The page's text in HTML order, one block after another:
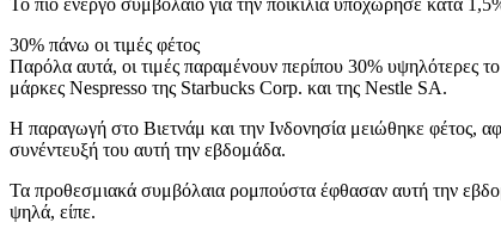
Το πιο ενεργό συμβόλαιο για την ποικιλία υποχώρησε κατά
30% πάνω οι τιμές φέτος
Παρόλα αυτά, οι τιμές παραμένουν περίπου 30% υψηλότερες το
μάρκες Nespresso της Starbucks Corp. και της Nestle SA.
Η παραγωγή στο Βιετνάμ και την Ινδονησία μειώθηκε φέτος,
συνέντευξή του αυτή την εβδομάδα.
Τα προθεσμιακά συμβόλαια ρομπούστα έφθασαν αυτή την
ψηλά, είπε.